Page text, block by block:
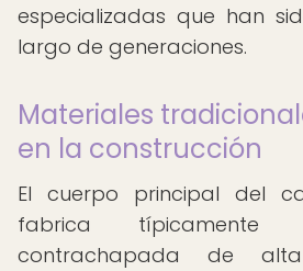
especializadas que han
largo de generaciones.
Materiales
en la construcción
El cuerpo principal del
fabrica típicamente
contrachapada de